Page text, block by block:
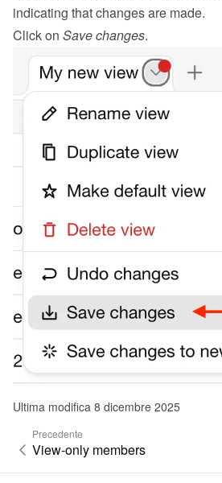
indicating that changes are made.
Click on Save changes.
Ultima modifica 8 dicembre 2025
Precedente
View-only members